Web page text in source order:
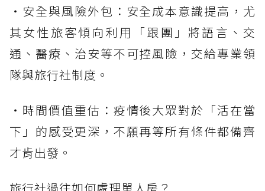
・安全與風險外包：安全成本意識提高，尤
其女性旅客傾向利用「跟團」將語言、交
通、醫療、治安等不可控風險，交給專業領
隊與旅行社制度。
・時間價值重估：疫情後大眾對於「活在當
下」的感受更深，不願再等所有條件都備齊
才肯出發。